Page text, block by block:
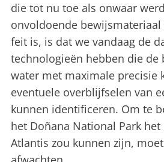
die tot nu toe als onwaar
onvoldoende bewijsmateriaal
feit is, is dat we vandaag de
technologieën hebben die de
water met maximale precisie
eventuele overblijfselen van
kunnen identificeren. Om te
het Doñana National Park
Atlantis zou kunnen zijn,